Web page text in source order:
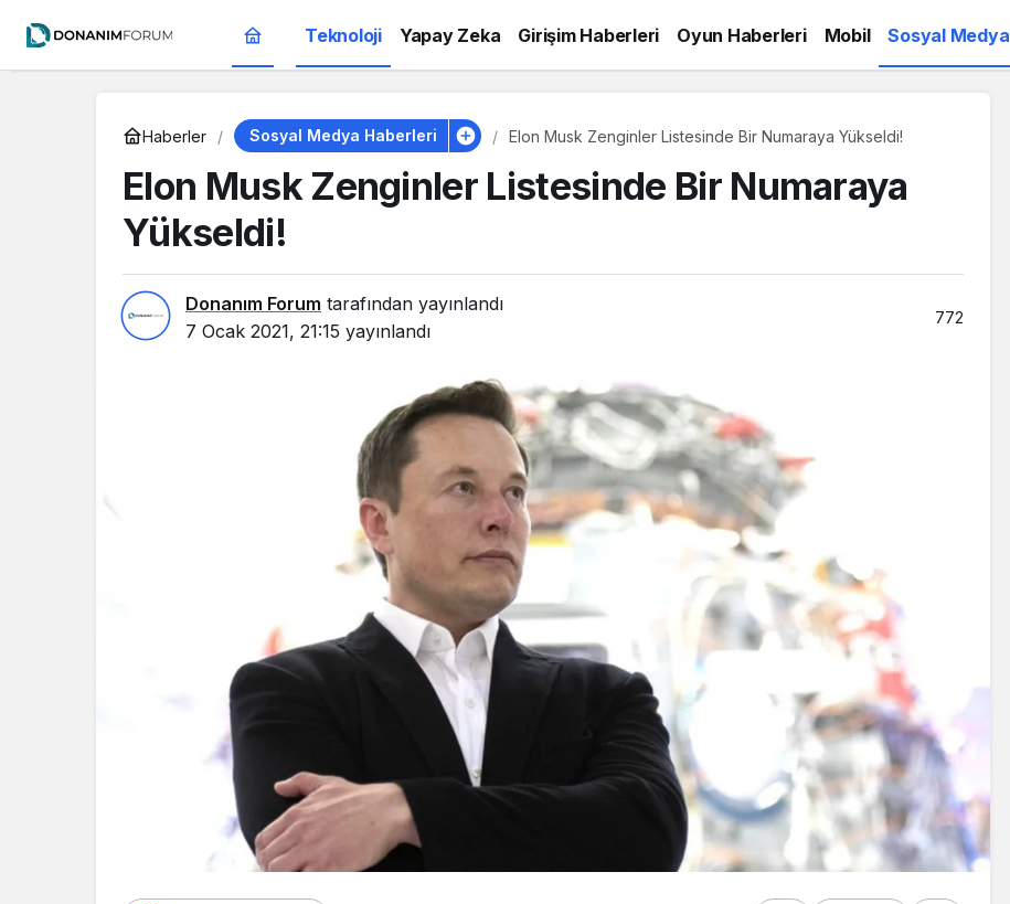
Teknoloji Yapay Zeka Girişim Haberleri Oyun Haberleri Mobil Sosyal Medya
Haberler Sosyal Medya Haberleri Elon Musk Zenginler Listesinde Bir Numaraya Yükseldi!
Elon Musk Zenginler Listesinde Bir Numaraya
Yükseldi!
Donanım Forum tarafından yayınlandı
7 Ocak 2021, 21:15 yayınlandı
772